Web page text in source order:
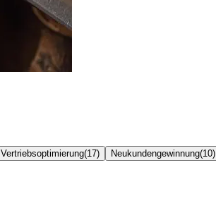
Vertriebsoptimierung(17) Neukundengewinnung(10)